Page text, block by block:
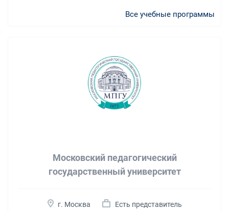
Все учебные программы
Московский педагогический
государственный университет
г. Москва Есть представитель